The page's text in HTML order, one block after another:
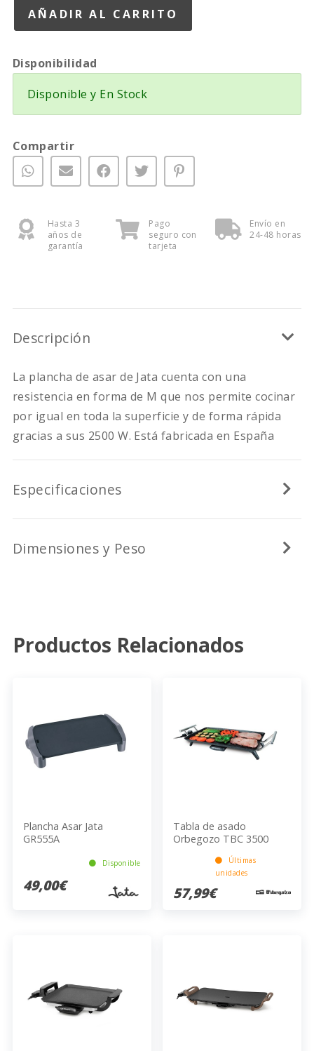
Disponibilidad
Disponible y En Stock
Compartir
Hasta 3
años de
garantía
Pago
seguro con
tarjeta
Envío en
24-48 horas
Descripción
La plancha de asar de Jata cuenta con una
resistencia en forma de M que nos permite cocinar
por igual en toda la superficie y de forma rápida
gracias a sus 2500 W. Está fabricada en España
Especificaciones
Dimensiones y Peso
Productos Relacionados
Plancha Asar Jata
GR555A
Disponible
49,00€
Tabla de asado
Orbegozo TBC 3500
Últimas
unidades
57,99€